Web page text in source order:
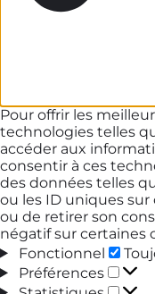
Pour offrir les
technologies telles
accéder aux
consentir à ces
des données telles
ou les ID uniques sur
ou de retirer son
négatif sur certaines
Fonctionnel
Préférences